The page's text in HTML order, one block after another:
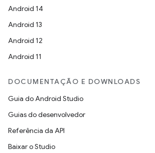
Android 14
Android 13
Android 12
Android 11
DOCUMENTAÇÃO E DOWNLOADS
Guia do Android Studio
Guias do desenvolvedor
Referência da API
Baixar o Studio